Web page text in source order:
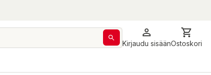
Kirjaudu sisäänOstoskori